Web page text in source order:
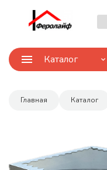
Каталог
Главная Каталог